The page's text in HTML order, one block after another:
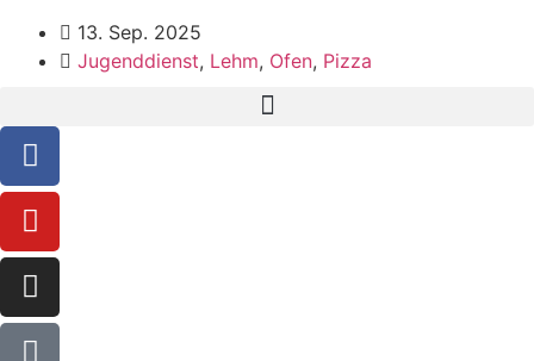
13. Sep. 2025
Jugenddienst, Lehm, Ofen, Pizza